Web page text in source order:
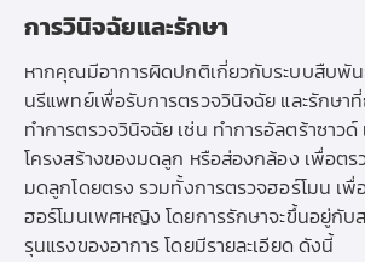
การวินิจฉัยและรักษา
หากคุณมีอาการผิดปกติเกี่ยวกับระบบสืบพั
นรีแพทย์เพื่อรับการตรวจวินิจฉัย และรักษ
ทำการตรวจวินิจฉัย เช่น ทำการอัลตร้าซาวด์
โครงสร้างของมดลูก หรือส่องกล้อง เพื่อตร
มดลูกโดยตรง รวมทั้งการตรวจฮอร์โมน เพื่
ฮอร์โมนเพศหญิง โดยการรักษาจะขึ้นอยู่กับส
รุนแรงของอาการ โดยมีรายละเอียด ดังนี้